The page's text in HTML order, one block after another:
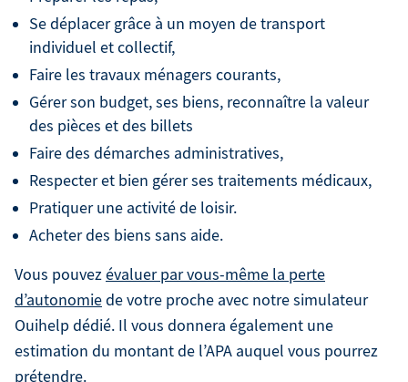
Se déplacer grâce à un moyen de transport
individuel et collectif,
Faire les travaux ménagers courants,
Gérer son budget, ses biens, reconnaître la valeur
des pièces et des billets
Faire des démarches administratives,
Respecter et bien gérer ses traitements médicaux,
Pratiquer une activité de loisir.
Acheter des biens sans aide.
Vous pouvezévaluer par vous-même la perte
d’autonomiede votre proche avec notre simulateur
Ouihelp dédié. Il vous donnera également une
estimation du montant de l’APA auquel vous pourrez
prétendre.